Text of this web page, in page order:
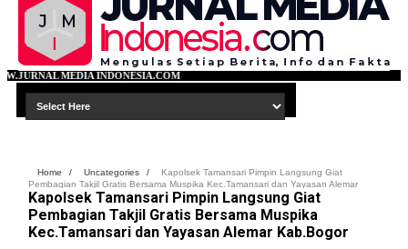
Home / Uncategories /
Kapolsek Tamansari Pimpin Langsung Giat
Pembagian Takjil Gratis Bersama Muspika Kec.Tamansari dan Yayasan Alemar
Kab.Bogor
Kapolsek Tamansari Pimpin Langsung Giat
Pembagian Takjil Gratis Bersama Muspika
Kec.Tamansari dan Yayasan Alemar Kab.Bogor